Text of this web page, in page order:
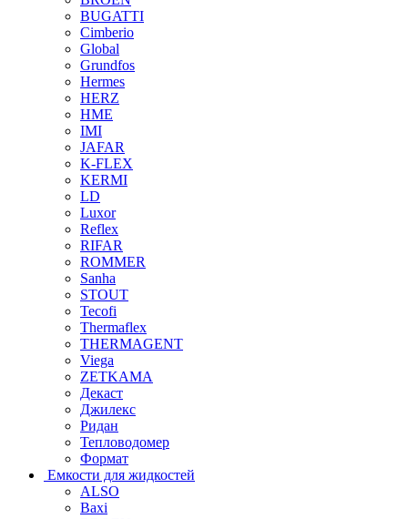
BUGATTI
Cimberio
Global
Grundfos
Hermes
HERZ
HME
IMI
JAFAR
K-FLEX
KERMI
LD
Luxor
Reflex
RIFAR
ROMMER
Sanha
STOUT
Tecofi
Thermaflex
THERMAGENT
Viega
ZETKAMA
Декаст
Джилекс
Ридан
Тепловодомер
Формат
Емкости для жидкостей
ALSO
Baxi